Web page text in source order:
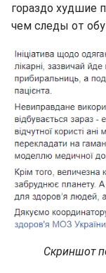
гораздо худшие
чем следы от
Скриншот